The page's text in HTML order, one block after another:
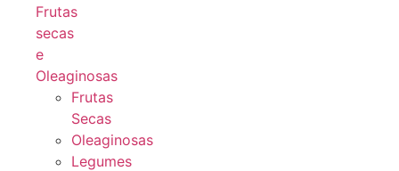
Frutas
secas
e
Oleaginosas
Frutas
Secas
Oleaginosas
Legumes